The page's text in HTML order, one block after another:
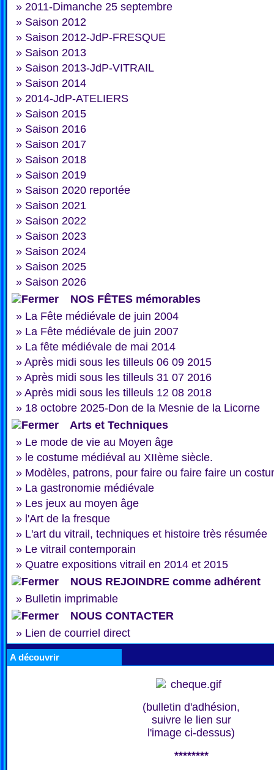
» 2011-Dimanche 25 septembre
» Saison 2012
» Saison 2012-JdP-FRESQUE
» Saison 2013
» Saison 2013-JdP-VITRAIL
» Saison 2014
» 2014-JdP-ATELIERS
» Saison 2015
» Saison 2016
» Saison 2017
» Saison 2018
» Saison 2019
» Saison 2020 reportée
» Saison 2021
» Saison 2022
» Saison 2023
» Saison 2024
» Saison 2025
» Saison 2026
NOS FÊTES mémorables
» La Fête médiévale de juin 2004
» La Fête médiévale de juin 2007
» La fête médiévale de mai 2014
» Après midi sous les tilleuls 06 09 2015
» Après midi sous les tilleuls 31 07 2016
» Après midi sous les tilleuls 12 08 2018
» 18 octobre 2025-Don de la Mesnie de la Licorne
Arts et Techniques
» Le mode de vie au Moyen âge
» le costume médiéval au XIIème siècle.
» Modèles, patrons, pour faire ou faire faire un
» La gastronomie médiévale
» Les jeux au moyen âge
» l'Art de la fresque
» L'art du vitrail, techniques et histoire très résumée
» Le vitrail contemporain
» Quatre expositions vitrail en 2014 et 2015
NOUS REJOINDRE comme adhérent
» Bulletin imprimable
NOUS CONTACTER
» Lien de courriel direct
A découvrir
(bulletin d'adhésion,
suivre le lien sur
l'image ci-dessus)
********